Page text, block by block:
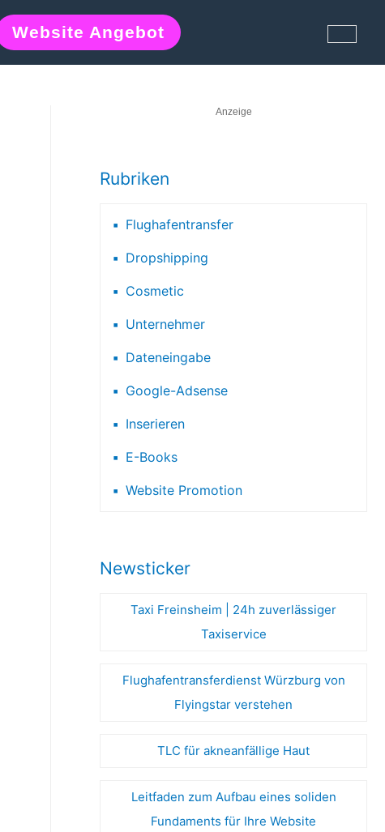
Website Angebot
Anzeige
Rubriken
Flughafentransfer
Dropshipping
Cosmetic
Unternehmer
Dateneingabe
Google-Adsense
Inserieren
E-Books
Website Promotion
Newsticker
Taxi Freinsheim | 24h zuverlässiger
Taxiservice
Flughafentransferdienst Würzburg von
Flyingstar verstehen
TLC für akneanfällige Haut
Leitfaden zum Aufbau eines soliden
Fundaments für Ihre Website